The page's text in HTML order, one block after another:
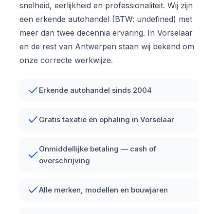
snelheid, eerlijkheid en professionaliteit. Wij zijn
een erkende autohandel (BTW: undefined) met
meer dan twee decennia ervaring. In Vorselaar
en de rest van Antwerpen staan wij bekend om
onze correcte werkwijze.
Erkende autohandel sinds 2004
Gratis taxatie en ophaling in Vorselaar
Onmiddellijke betaling — cash of
overschrijving
Alle merken, modellen en bouwjaren